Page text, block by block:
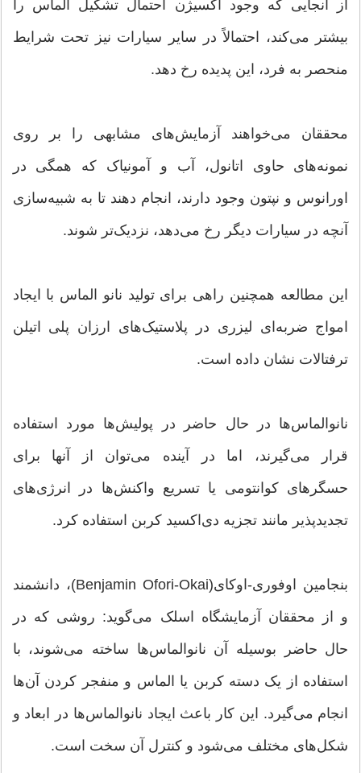
از آنجایی که وجود اکسیژن احتمال تشکیل الماس را
بیشتر می‌کند، احتمالاً در سایر سیارات نیز تحت شرایط
منحصر به فرد، این پدیده رخ دهد.
محققان می‌خواهند آزمایش‌های مشابهی را بر روی
نمونه‌های حاوی اتانول، آب و آمونیاک که همگی در
اورانوس و نپتون وجود دارند، انجام دهند تا به شبیه‌سازی
آنچه در سیارات دیگر رخ می‌دهد، نزدیک‌تر شوند.
این مطالعه همچنین راهی برای تولید نانو الماس با ایجاد
امواج ضربه‌ای لیزری در پلاستیک‌های ارزان پلی اتیلن
ترفتالات نشان داده است.
نانوالماس‌ها در حال حاضر در پولیش‌ها مورد استفاده
قرار می‌گیرند، اما در آینده می‌توان از آنها برای
حسگرهای کوانتومی یا تسریع واکنش‌ها در انرژی‌های
تجدیدپذیر مانند تجزیه دی‌اکسید کربن استفاده کرد.
بنجامین اوفوری-اوکای(Benjamin Ofori-Okai)، دانشمند
و از محققان آزمایشگاه اسلک می‌گوید: روشی که در
حال حاضر بوسیله آن نانوالماس‌ها ساخته می‌شوند، با
استفاده از یک دسته کربن یا الماس و منفجر کردن آن‌ها
انجام می‌گیرد. این کار باعث ایجاد نانوالماس‌ها در ابعاد و
شکل‌های مختلف می‌شود و کنترل آن‌ سخت است.